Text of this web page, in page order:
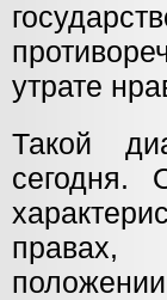
утрате
Такой
сегодня.
правах,